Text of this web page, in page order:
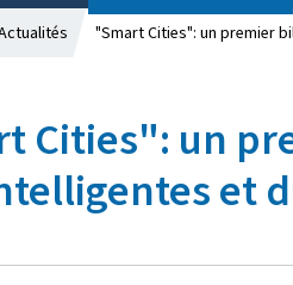
"Smart Cities": un premier
Cities": un
et